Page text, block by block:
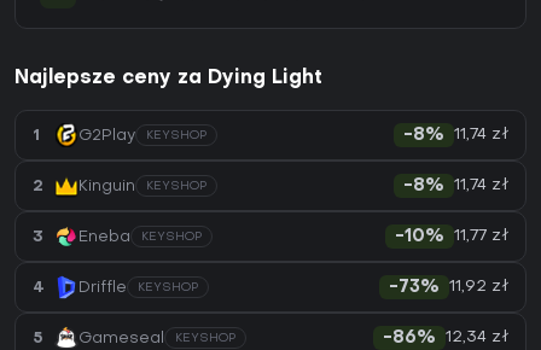
Najlepsze ceny za Dying Light
1 G2Play KEYSHOP -8% 11,74 zł
2 Kinguin KEYSHOP -8% 11,74 zł
3 Eneba KEYSHOP -10% 11,77 zł
4 Driffle KEYSHOP -73% 11,92 zł
5 Gameseal KEYSHOP -86% 12,34 zł